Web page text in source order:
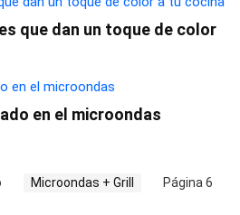
que dan un toque de color
en el microondas
Microondas + Grill Página 6